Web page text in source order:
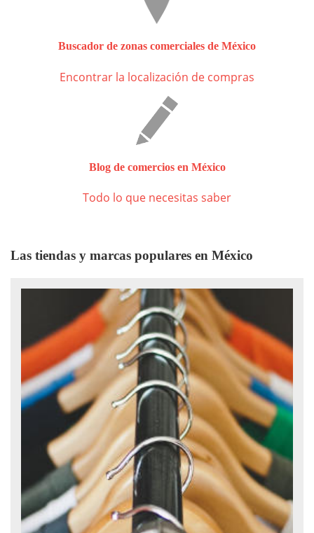
Buscador de zonas comerciales de México
Encontrar la localización de compras
Blog de comercios en México
Todo lo que necesitas saber
Las tiendas y marcas populares en México